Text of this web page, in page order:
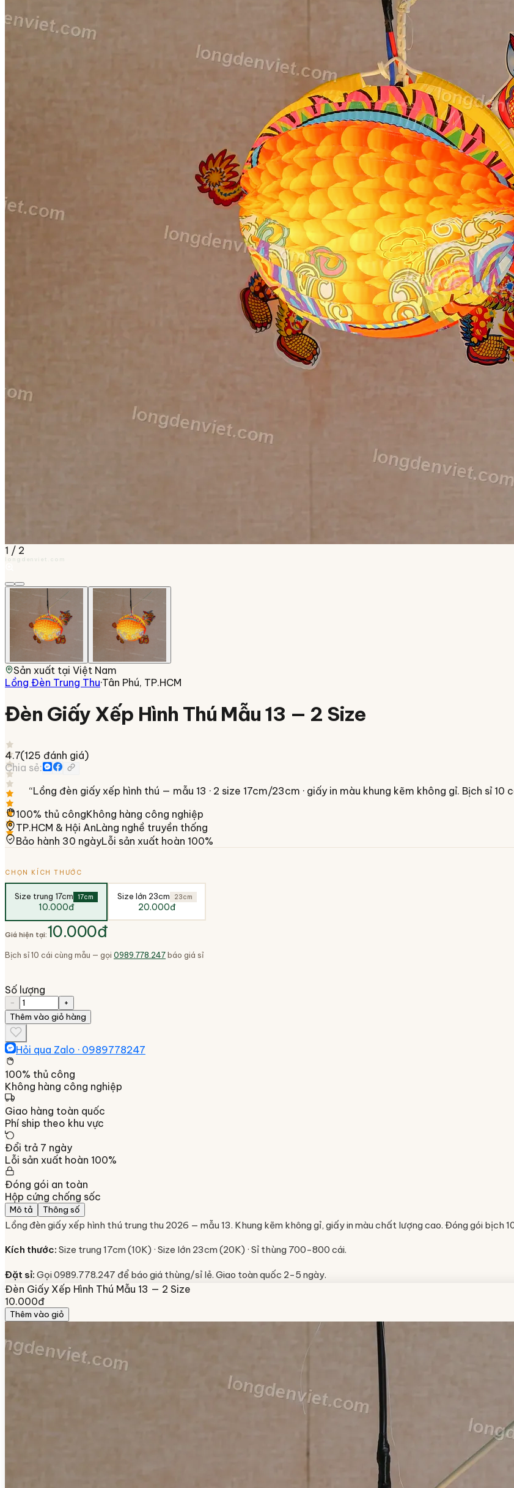
1 / 2
longdenviet.com
Sản xuất tại Việt Nam
Lồng Đèn Trung Thu·Tân Phú, TP.HCM
Đèn Giấy Xếp Hình Thú Mẫu 13 — 2 Size
4.7(125 đánh giá)
Chia sẻ:
“Lồng đèn giấy xếp hình thú — mẫu 13 · 2 size 17cm/23cm · giấy in màu khung kẽm không gỉ. Bịch sỉ
100% thủ côngKhông hàng công nghiệp
TP.HCM & Hội AnLàng nghề truyền thống
Bảo hành 30 ngàyLỗi sản xuất hoàn 100%
CHỌN KÍCH THƯỚC
Size trung 17cm 17cm
10.000đ
Size lớn 23cm 23cm
20.000đ
Giá hiện tại:10.000đ
Bịch sỉ 10 cái cùng mẫu — gọi 0989.778.247báo giá sỉ
Số lượng
−
+
Thêm vào giỏ hàng
Hỏi qua Zalo · 0989778247
100% thủ công
Không hàng công nghiệp
Giao hàng toàn quốc
Phí ship theo khu vực
Đổi trả 7 ngày
Lỗi sản xuất hoàn 100%
Đóng gói an toàn
Hộp cứng chống sốc
Mô tả Thông số
Lồng đèn giấy xếp hình thú trung thu 2026 — mẫu 13. Khung kẽm không gỉ, giấy in màu chất lượng cao. Đóng gói bịch
Kích thước: Size trung 17cm (10K) · Size lớn 23cm (20K) · Sỉ thùng 700-800 cái.
Đặt sỉ: Gọi 0989.778.247 để báo giá thùng/sỉ lẻ. Giao toàn quốc 2-5 ngày.
Đèn Giấy Xếp Hình Thú Mẫu 13 — 2 Size
10.000đ
Thêm vào giỏ